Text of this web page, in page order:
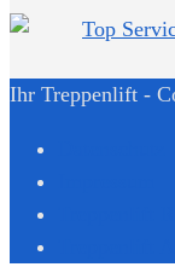
Ihr Treppenlift -